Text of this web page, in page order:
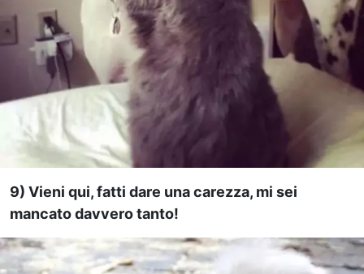
9) Vieni qui, fatti dare una carezza, mi sei
mancato davvero tanto!